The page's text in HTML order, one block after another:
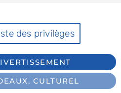
des privilèges
, CULTUREL